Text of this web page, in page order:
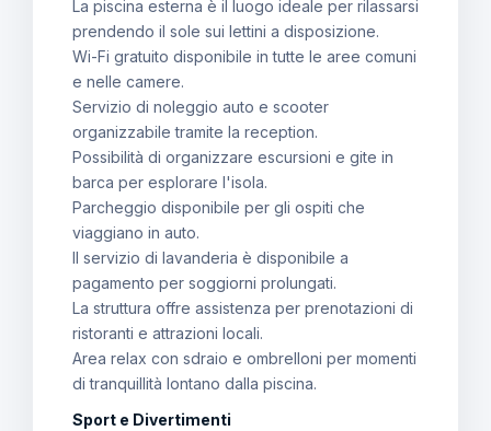
La piscina esterna è il luogo ideale per rilassarsi
prendendo il sole sui lettini a disposizione.
Wi-Fi gratuito disponibile in tutte le aree comuni
e nelle camere.
Servizio di noleggio auto e scooter
organizzabile tramite la reception.
Possibilità di organizzare escursioni e gite in
barca per esplorare l'isola.
Parcheggio disponibile per gli ospiti che
viaggiano in auto.
Il servizio di lavanderia è disponibile a
pagamento per soggiorni prolungati.
La struttura offre assistenza per prenotazioni di
ristoranti e attrazioni locali.
Area relax con sdraio e ombrelloni per momenti
di tranquillità lontano dalla piscina.
Sport e Divertimenti